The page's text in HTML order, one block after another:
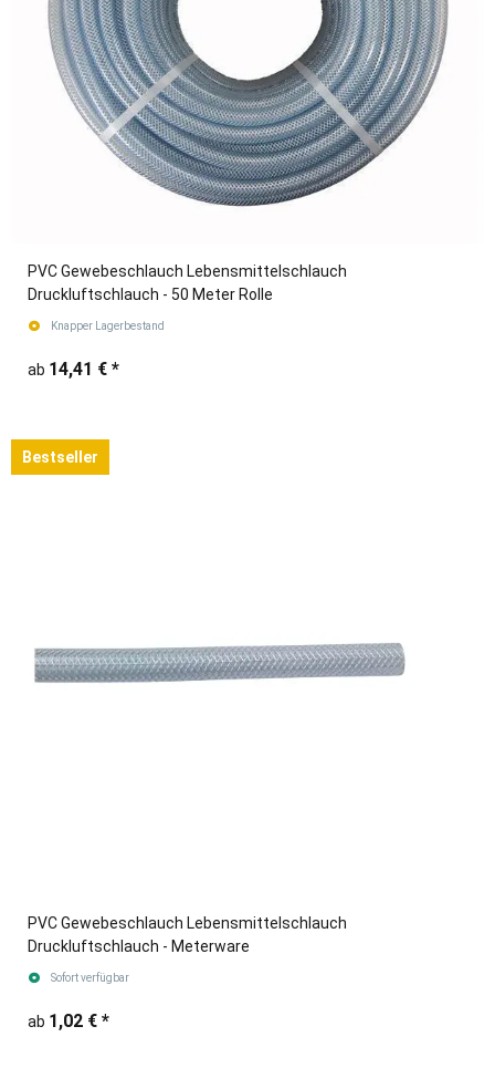
PVC Gewebeschlauch Lebensmittelschlauch
Druckluftschlauch - 50 Meter Rolle
Knapper Lagerbestand
ab 14,41 € *
Bestseller
PVC Gewebeschlauch Lebensmittelschlauch
Druckluftschlauch - Meterware
Sofort verfügbar
ab 1,02 € *